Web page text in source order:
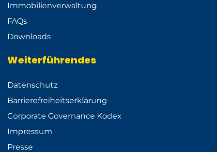
Immobilienverwaltung
FAQs
Downloads
Weiterführendes
Datenschutz
Barrierefreiheitserklärung
Corporate Governance Kodex
Impressum
Presse